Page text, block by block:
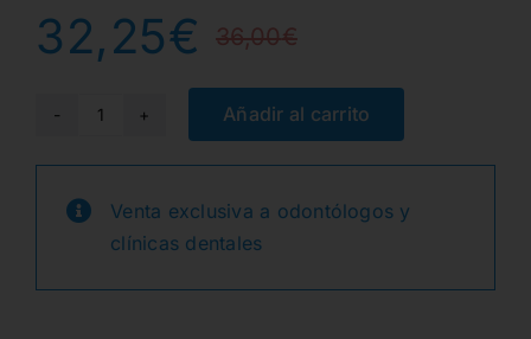
36,00€El
precio
original
era:
36,00€.
32,25€
El
precio
actual
es:
32,25€.
QBL-
M
CUÑAS
PEQUEÑAS
AZULES
Añadir al carrito
Venta exclusiva a odontólogos y
clínicas dentales